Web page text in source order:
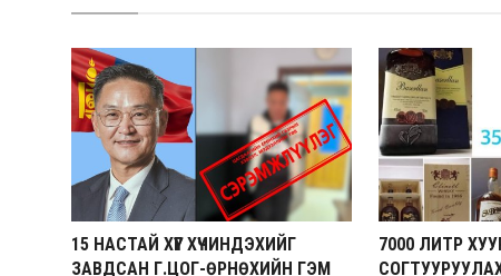
15 НАСТАЙ ХҮҮГ ХҮЧИНДЭХИЙГ
ЗАВДСАН Г.ЦОГ-ӨРНӨХИЙН ГЭМ
7000 ЛИТР